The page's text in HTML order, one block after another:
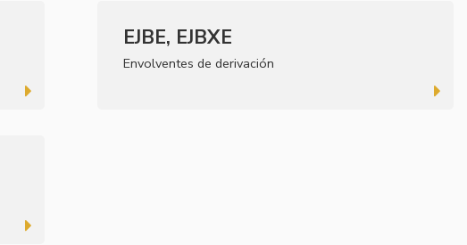
EJBE, EJBXE
Envolventes de derivación